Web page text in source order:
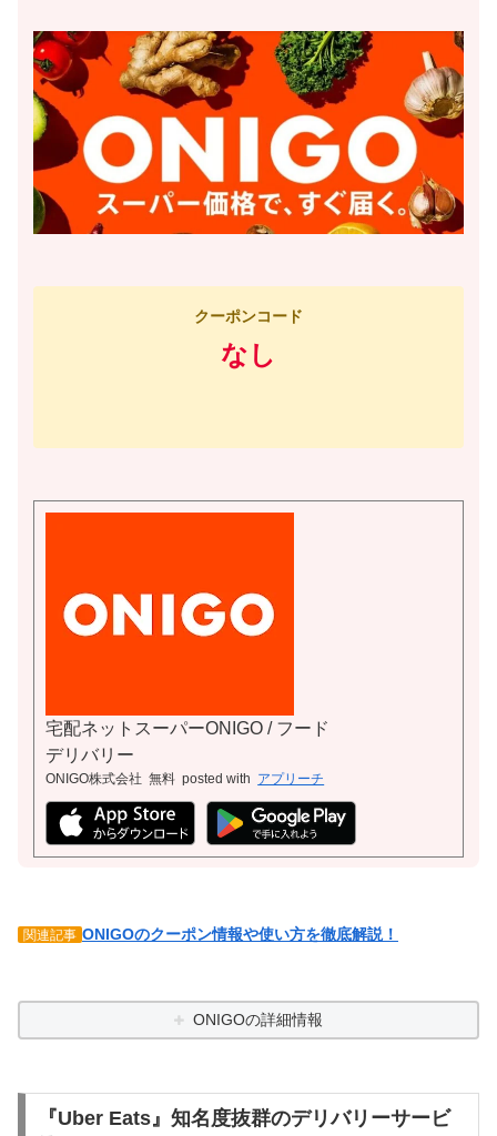
クーポンコード
なし
宅配ネットスーパーONIGO / フード
デリバリー
ONIGO株式会社 無料 posted with アプリーチ
関連記事 ONIGOのクーポン情報や使い方を徹底解説！
ONIGOの詳細情報
『Uber Eats』知名度抜群のデリバリーサービ